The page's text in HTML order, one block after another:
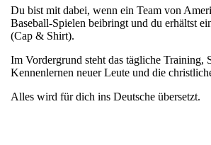
Du bist mit dabei, wenn ein Team von
Baseball-Spielen beibringt und du erhältst
(Cap & Shirt).
Im Vordergrund steht das tägliche Training,
Kennenlernen neuer Leute und die
Alles wird für dich ins Deutsche übersetzt.